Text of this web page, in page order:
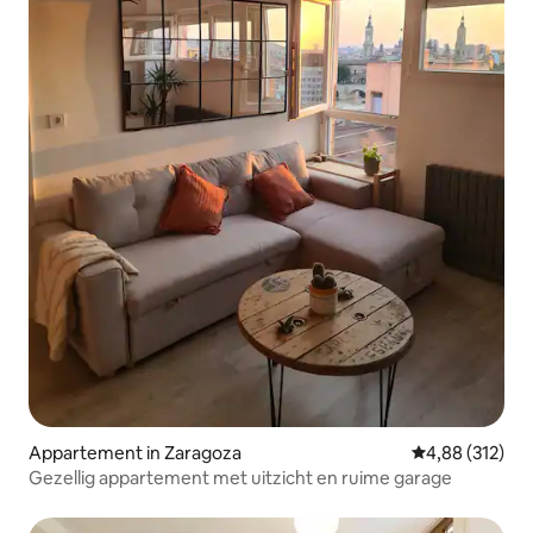
Appartement in Zaragoza Gemiddelde
4,88 (312)
Gezellig appartement met uitzicht en ruime garage